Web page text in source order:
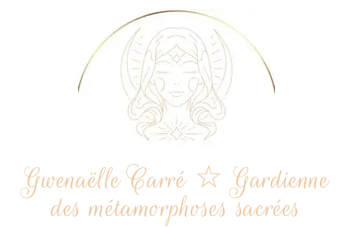
Gwenaëlle Carré ☆ Gardienne
des métamorphoses sacrées